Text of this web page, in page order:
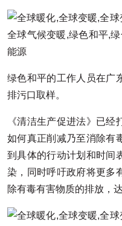
绿色和平的工作人员在广
排污口取样。
《清洁生产促进法》已
如何真正削减乃至消除有
到具体的行动计划和时间
染，同时呼吁政府将更多
除有毒有害物质的排放，